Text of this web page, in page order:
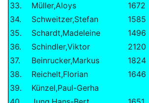
33.
Müller,Aloys 1672
34.
Schweitzer,Stefan 1585
35.
Schardt,Madeleine 1496
36.
Schindler,Viktor 2120
37.
Beinrucker,Markus 1824
38.
Reichelt,Florian 1646
39.
Künzel,Paul-Gerha